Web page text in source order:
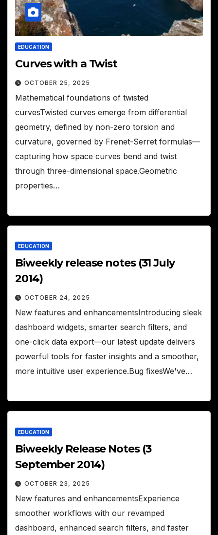
EDUCATION
Curves with a Twist
OCTOBER 25, 2025
Mathematical foundations of twisted
curvesTwisted curves emerge from differential
geometry, defined by non-zero torsion and
curvature, governed by Frenet-Serret formulas—
capturing how space curves bend and twist
through three-dimensional space.Geometric
properties…
EDUCATION
Biweekly release notes (31 July
2014)
OCTOBER 24, 2025
New features and enhancementsIntroducing sleek
dashboard widgets, smarter search filters, and
one-click data export—our latest update delivers
powerful tools for faster insights and a smoother,
more intuitive user experience.Bug fixesWe've…
EDUCATION
Biweekly Release Notes (3
September 2014)
OCTOBER 23, 2025
New features and enhancementsExperience
smoother workflows with our revamped
dashboard, enhanced search filters, and faster